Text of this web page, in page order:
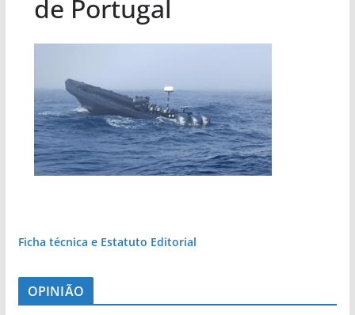
de Portugal
Ficha técnica e Estatuto Editorial
OPINIÃO